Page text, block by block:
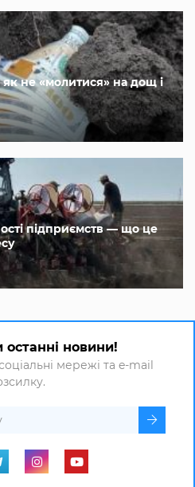
не «молитися» на дощ і
підприємств — що це
останні новини!
мережі та e-mail